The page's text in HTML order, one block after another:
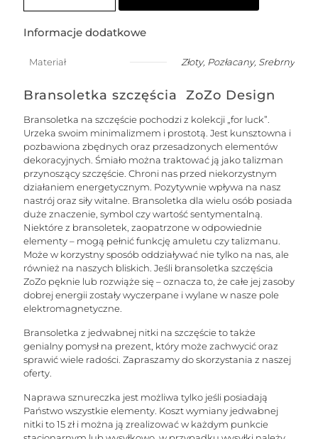
szczęście
większą
kuleczką
Informacje dodatkowe
Materiał Złoty, Pozłacany, Srebrny
Bransoletka szczęścia ZoZo Design
Bransoletka na szczęście pochodzi z kolekcji „for luck”.
Urzeka swoim minimalizmem i prostotą. Jest kunsztowna i
pozbawiona zbędnych oraz przesadzonych elementów
dekoracyjnych. Śmiało można traktować ją jako talizman
przynoszący szczęście. Chroni nas przed niekorzystnym
działaniem energetycznym. Pozytywnie wpływa na nasz
nastrój oraz siły witalne. Bransoletka dla wielu osób posiada
duże znaczenie, symbol czy wartość sentymentalną.
Niektóre z bransoletek, zaopatrzone w odpowiednie
elementy – mogą pełnić funkcję amuletu czy talizmanu.
Może w korzystny sposób oddziaływać nie tylko na nas, ale
również na naszych bliskich. Jeśli bransoletka szczęścia
ZoZo pęknie lub rozwiąże się – oznacza to, że całe jej zasoby
dobrej energii zostały wyczerpane i wylane w nasze pole
elektromagnetyczne.
Bransoletka z jedwabnej nitki na szczęście to także
genialny pomysł na prezent, który może zachwycić oraz
sprawić wiele radości. Zapraszamy do skorzystania z naszej
oferty.
Naprawa sznureczka jest możliwa tylko jeśli posiadają
Państwo wszystkie elementy. Koszt wymiany jedwabnej
nitki to 15 zł i można ją zrealizować w każdym punkcie